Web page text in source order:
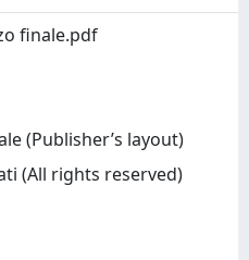
finale.pdf
(Publisher’s layout)
(All rights reserved)